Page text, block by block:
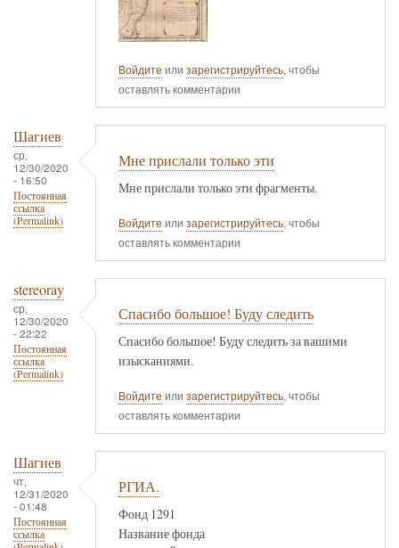
Войдите или зарегистрируйтесь, чтобы
оставлять комментарии
Шагиев
ср,
12/30/2020
- 16:50
Постоянная
ссылка
(Permalink)
Мне прислали только эти
Мне прислали только эти фрагменты.
Войдите или зарегистрируйтесь, чтобы
оставлять комментарии
stereoray
ср,
12/30/2020
- 22:22
Постоянная
ссылка
(Permalink)
Спасибо большое! Буду следить
Спасибо большое! Буду следить за вашими
изысканиями.
Войдите или зарегистрируйтесь, чтобы
оставлять комментарии
Шагиев
чт,
12/31/2020
- 01:48
Постоянная
ссылка
РГИА.
Фонд 1291
Название фонда